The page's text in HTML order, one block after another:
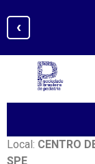
‹
Local: CENTRO
SPE